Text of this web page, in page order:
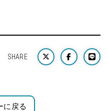
SHARE
に戻る